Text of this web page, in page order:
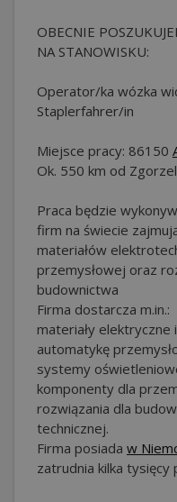
OBECNIE
NA STANOWISKU:
Operator/ka wózka
Staplerfahrer/in
Miejsce pracy: 86150
Ok. 550 km od
Praca będzie
firm na świecie
materiałów
przemysłowej oraz
budownictwa
Firma dostarcza m.in.:
materiały elektryczne
automatykę
systemy
komponenty dla
rozwiązania dla
technicznej.
Firma posiada w
zatrudnia kilka tysięcy